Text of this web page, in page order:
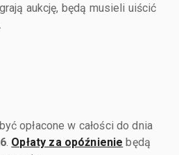
aukcję, będą musieli uiścić
opłacone w całości do dnia
Opłaty za opóźnienie będą